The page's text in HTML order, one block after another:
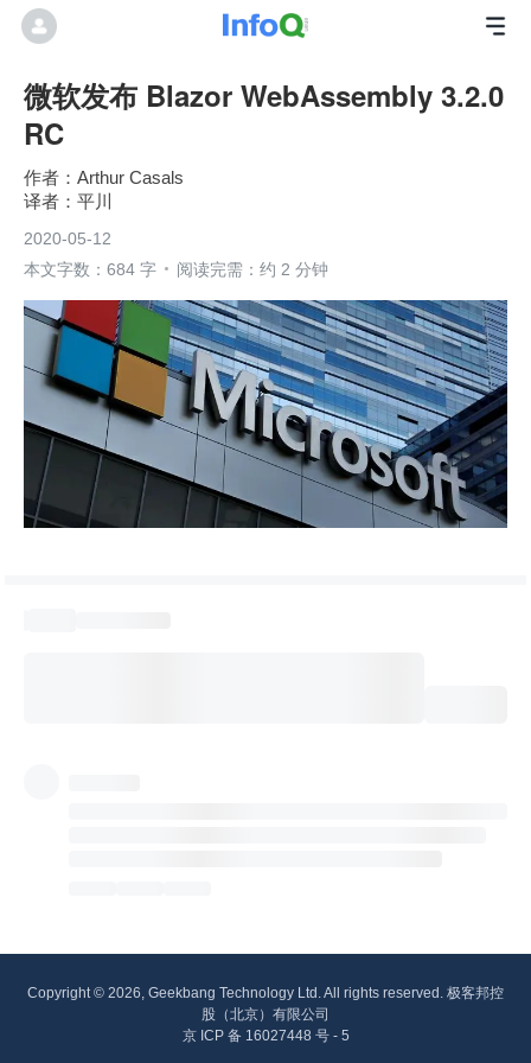
微软发布 Blazor WebAssembly 3.2.0
RC
Arthur Casals
平川
2020-05-12
本文字数：684 字
阅读完需：约 2 分钟
Copyright © 2026, Geekbang Technology Ltd. All rights reserved. 极客邦控
股（北京）有限公司
京 ICP 备 16027448 号 - 5